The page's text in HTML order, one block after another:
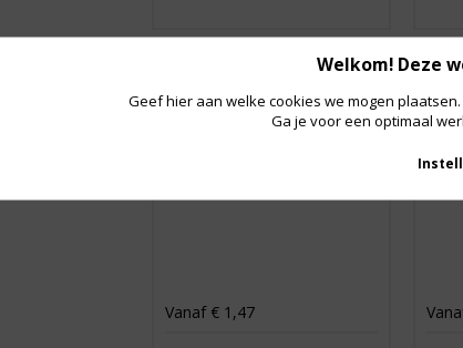
Vanaf € 1,47
Welkom! Deze
Geef hier aan welke cookies we mogen
Ga je voor een optimaal